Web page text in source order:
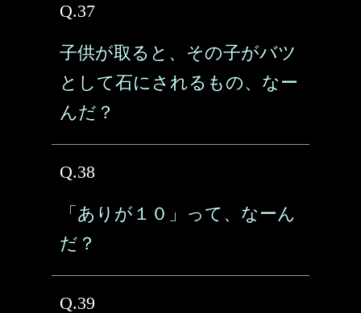
Q.37
子供が取ると、その子がバツ
として石にされるもの、なー
んだ？
Q.38
「ありが１０」って、なーん
だ？
Q.39